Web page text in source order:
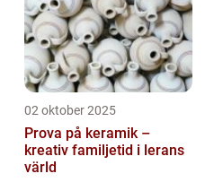
02 oktober 2025
Prova på keramik –
kreativ familjetid i lerans
värld